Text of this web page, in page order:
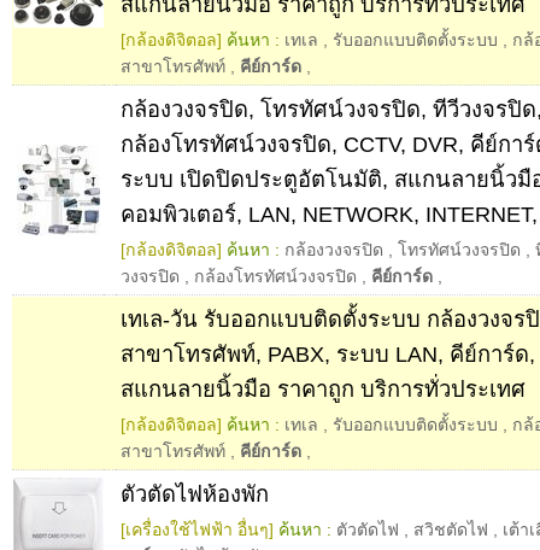
[กล้องดิจิตอล] ค้นหา : เทเล รับออกแบบติดตั้งระบบ
กล้
สาขาโทรศัพท์
คีย์การ์ด
กล้องวงจรปิด, โทรทัศน์วงจรปิด, ทีวีวงจรปิ
กล้องโทรทัศน์วงจรปิด, CCTV, DVR, คีย์การ์
ระบบ เปิดปิดประตูอัตโนมัติ, สแกนลายนิ้วมื
คอมพิวเตอร์, LAN, NETWORK,
[กล้องดิจิตอล] ค้นหา : กล้องวงจรปิด โทรทัศน์วงจรปิด
วงจรปิด
กล้องโทรทัศน์วงจรปิด คีย์การ์ด
เทเล-วัน รับออกแบบติดตั้งระบบ กล้องวงจร
สาขาโทรศัพท์, PABX, ระบบ LAN, คีย์การ์ด,
สแกนลายนิ้วมือ ราคาถูก บริการทั่วประเทศ
[กล้องดิจิตอล] ค้นหา : เทเล รับออกแบบติดตั้งระบบ
กล้
สาขาโทรศัพท์
คีย์การ์ด
ตัวตัดไฟห้องพัก
[เครื่องใช้ไฟฟ้า อื่นๆ] ค้นหา : ตัวตัดไฟ สวิชตัดไฟ
เต้า